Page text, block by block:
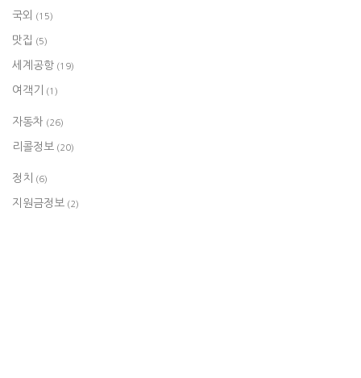
국외 (15)
맛집 (5)
세계공항 (19)
여객기 (1)
자동차 (26)
리콜정보 (20)
정치 (6)
지원금정보 (2)